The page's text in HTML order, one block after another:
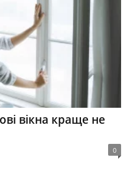
вікна краще не
0